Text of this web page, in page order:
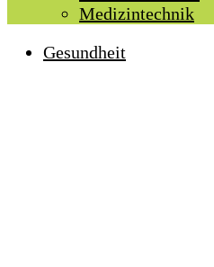
Medizintechnik
Gesundheit